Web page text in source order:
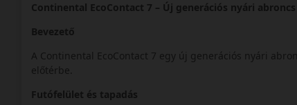
Continental EcoContact 7 – Új generációs nyári abroncs
Bevezető
A Continental EcoContact 7 egy új generációs nyári
előtérbe.
Futófelület és tapadás